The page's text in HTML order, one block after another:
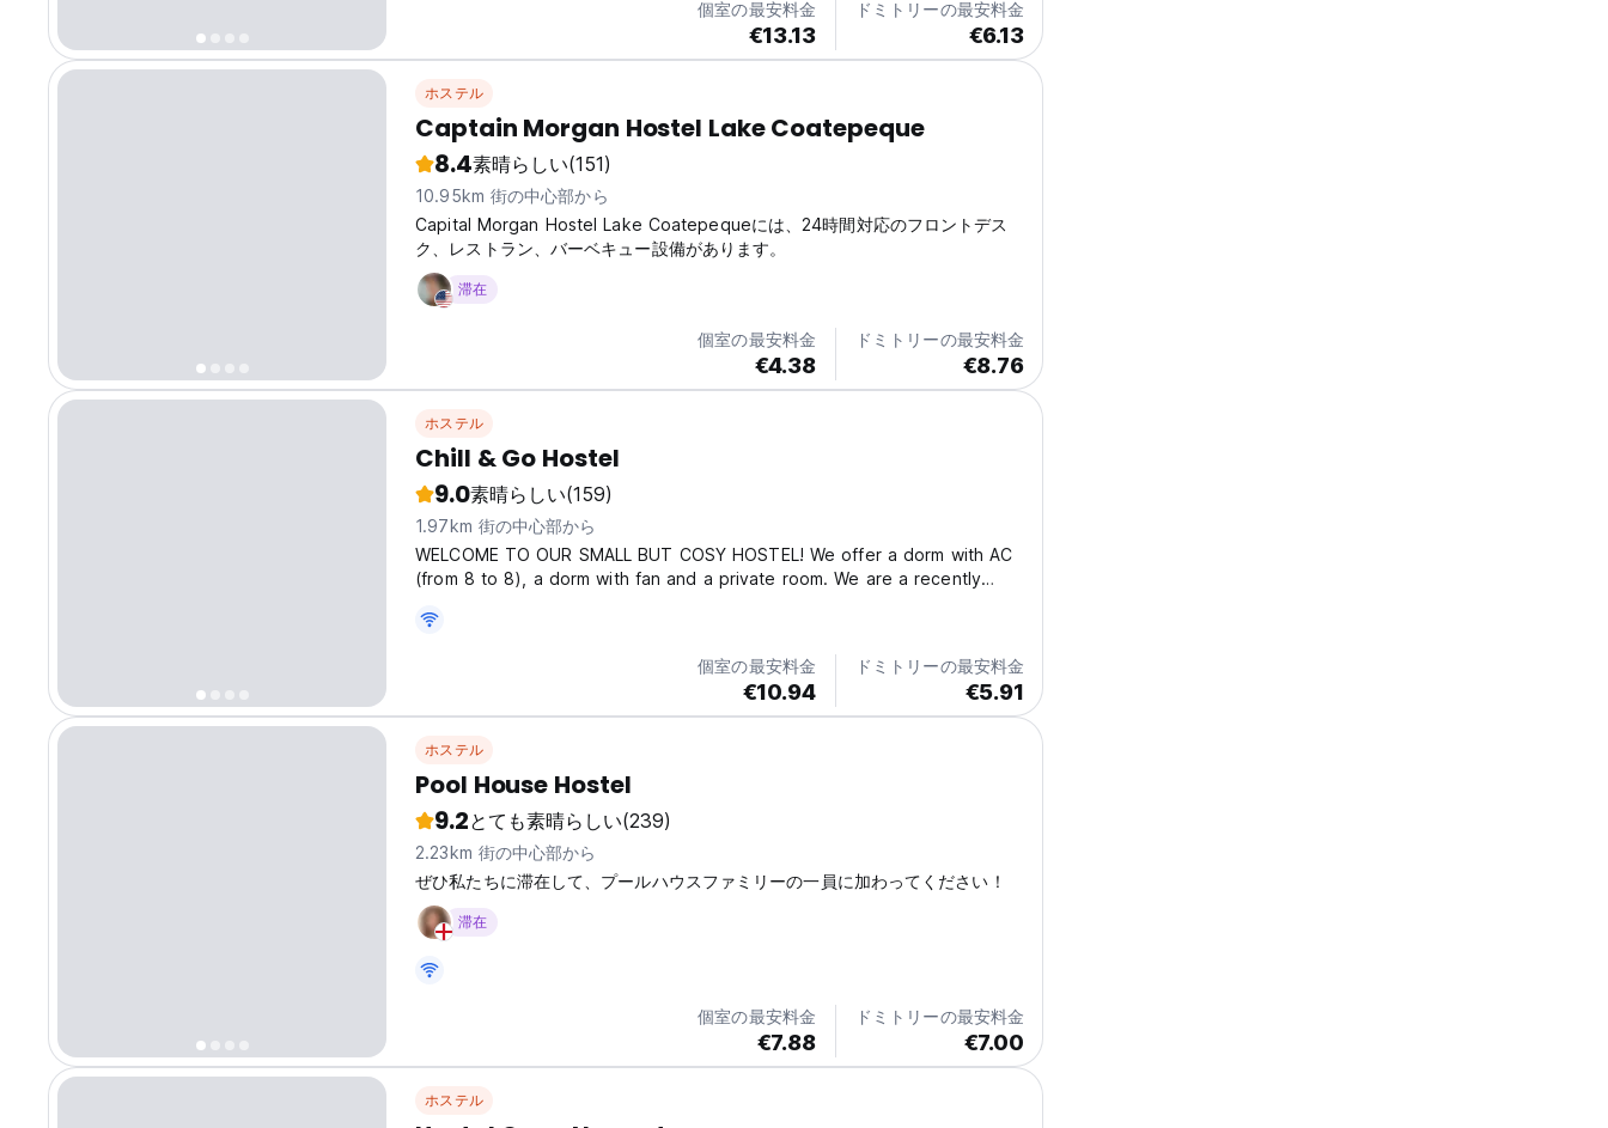
個室の最安料金
€13.13
ドミトリーの最安料金
€6.13
ホステル
Captain Morgan Hostel Lake Coatepeque
8.4素晴らしい(151)
10.95km 街の中心部から
Capital Morgan Hostel Lake Coatepequeには、24時間対応のフロントデス
ク、レストラン、バーベキュー設備があります。
滞在
個室の最安料金
€4.38
ドミトリーの最安料金
€8.76
ホステル
Chill & Go Hostel
9.0素晴らしい(159)
1.97km 街の中心部から
WELCOME TO OUR SMALL BUT COSY HOSTEL! We offer a dorm with AC
(from 8 to 8), a dorm with fan and a private room. We are a recently
Santa Ana. We offer a 6 bed dorm (with AC during the...
個室の最安料金
€10.94
ドミトリーの最安料金
€5.91
ホステル
Pool House Hostel
9.2とても素晴らしい(239)
2.23km 街の中心部から
ぜひ私たちに滞在して、プールハウスファミリーの一員に加わってください！
滞在
個室の最安料金
€7.88
ドミトリーの最安料金
€7.00
ホステル